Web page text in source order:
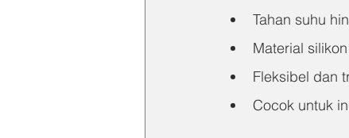
Tahan suhu
Material
Fleksibel dan
Cocok untuk